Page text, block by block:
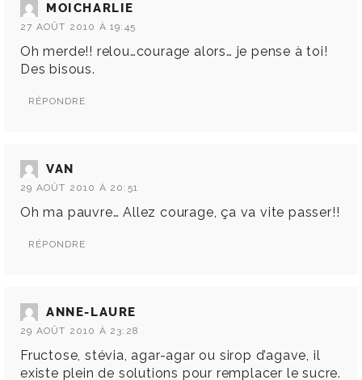
MOICHARLIE
27 AOÛT 2010 À 19:45
Oh merde!! relou…courage alors… je pense à toi!
Des bisous.
RÉPONDRE
VAN
29 AOÛT 2010 À 20:51
Oh ma pauvre… Allez courage, ça va vite passer!!
RÉPONDRE
ANNE-LAURE
29 AOÛT 2010 À 23:28
Fructose, stévia, agar-agar ou sirop d’agave, il
existe plein de solutions pour remplacer le sucre.